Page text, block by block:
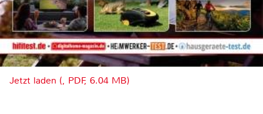
Jetzt laden (, PDF, 6.04 MB)